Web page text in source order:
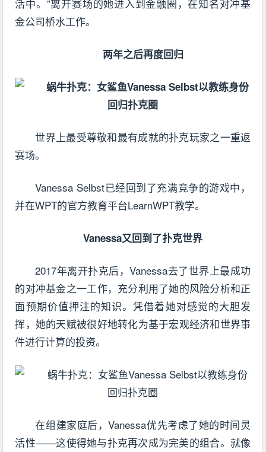
活中。”离开赛场的她进入到金融圈，在知名对冲基
金公司桥水工作。
两年之后再度回归
世界上最受尊敬和最有成就的扑克玩家之一重返
赛场。
Vanessa Selbst已经回到了充满竞争的游戏中，
并在WPT的官方教育平台LearnWPT教学。
Vanessa又回到了扑克世界
2017年离开扑克后，Vanessa去了世界上最成功
的对冲基金之一工作，充分利用了她的风险分析和正
面预期价值押注的知识。凭借着她对感觉的大胆发
挥，她的天赋被很好地转化为基于宏观经济和世界事
件进行计算的投资。
在组建家庭后，Vanessa优先考虑了她的时间灵
活性——这使得她与扑克再次成为完美的组合。就像